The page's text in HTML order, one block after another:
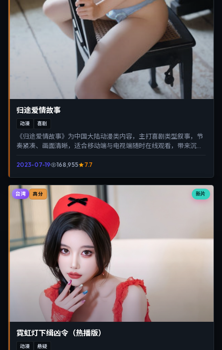
归途爱情故事
动漫 喜剧
《归途爱情故事》为中国大陆动漫类内容，主打喜剧类型叙事，节
奏紧凑、画面清晰，适合移动端与电视端随时在线观看，带来沉浸
2023-07-19 168,955 7.7
新片
台湾 高分
霓虹灯下缉凶令（热播版）
动漫 悬疑